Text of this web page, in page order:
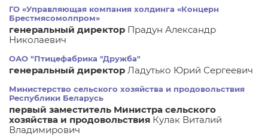
ГО «Управляющая компания холдинга «Концерн
Брестмясомолпром»
генеральный директор Прадун Александр
Николаевич
ОАО "Птицефабрика "Дружба"
генеральный директор Ладутько Юрий Сергеевич
Министерство сельского хозяйства и продовольствия
Республики Беларусь
первый заместитель Министра сельского
хозяйства и продовольствия Кулак Виталий
Владимирович